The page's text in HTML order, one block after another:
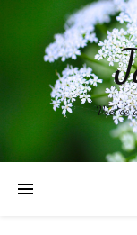
Vše, co